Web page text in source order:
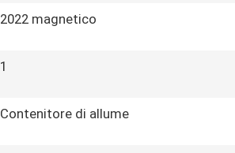
2022 magnetico
1
Contenitore di allume